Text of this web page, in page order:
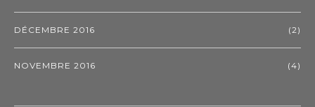
DÉCEMBRE 2016 (2)
NOVEMBRE 2016 (4)